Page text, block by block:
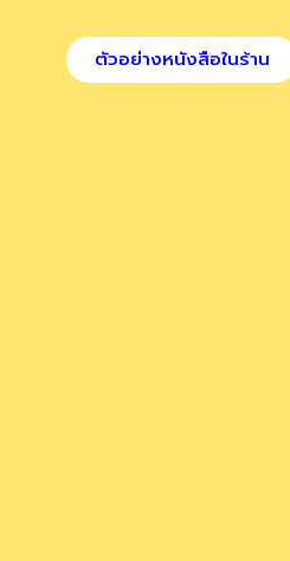
ตัวอย่างหนังสือในร้าน